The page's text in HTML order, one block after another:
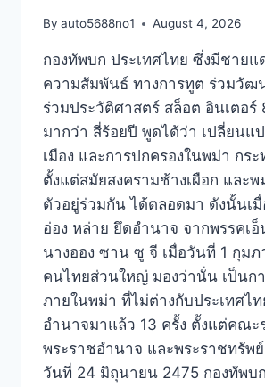
By auto5688no1 August 4, 2026
กองทัพบก ประเทศไทย ซึ่งมีชาย
ความสัมพันธ์ ทางการทูต ร่วมวัฒ
ร่วมประวัติศาสตร์ สล็อต อินเตอร์
มากว่า สี่ร้อยปี พูดได้ว่า เปลี่ยนแ
เมือง และการปกครองในพม่า กระ
ตั้งแต่สมัยสงครามช้างเผือก และ
ตัวอยู่ร่วมกัน ได้ตลอดมา ดังนั้นเ
อ่อง หล่าย ยึดอำนาจ จากพรรคเ
นางออง ซาน ซู จี เมื่อวันที่ 1 กุม
คนไทยส่วนใหญ่ มองว่านั่น เป็นก
ภายในพม่า ที่ไม่ต่างกับประเทศไ
อำนาจมาแล้ว 13 ครั้ง ตั้งแต่คณะ
พระราชอำนาจ และพระราชทรัพ
วันที่ 24 มิถุนายน 2475 กองทัพบ